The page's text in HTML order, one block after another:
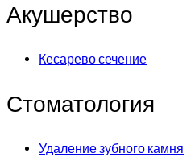
Акушерство
Кесарево сечение
Стоматология
Удаление зубного камня